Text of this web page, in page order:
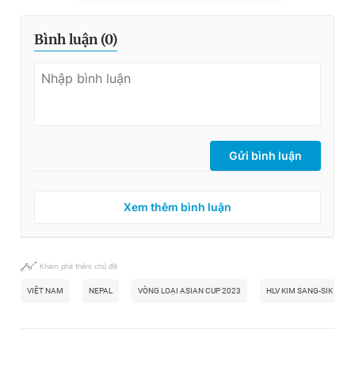
Bình luận (0)
Gửi bình luận
Xem thêm bình luận
Khám phá thêm chủ đề
VIỆT NAM NEPAL VÒNG LOẠI ASIAN CUP 2023 HLV KIM SANG-SIK